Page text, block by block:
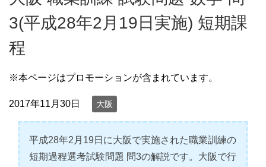
3(平成28年2月19日実施) 短期課
程
※本ページはプロモーションが含まれています。
2017年11月30日 大阪
平成28年2月19日に大阪で実施された職業訓練の
短期過程選考試験問題 問3の解説です。大阪で行